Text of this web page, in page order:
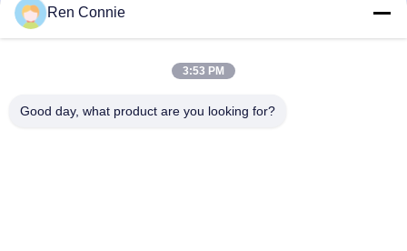
June 26, 2026
Ren Connie
3:53 PM
Good day, what product are you looking for?